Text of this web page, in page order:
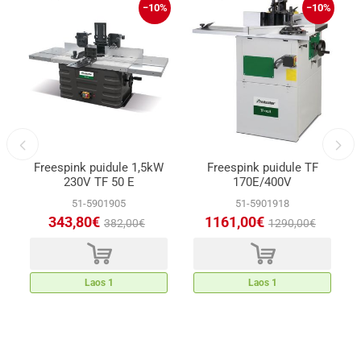
−10%
Freespink puidule 1,5kW
230V TF 50 E
51-5901905
343,80€ 382,00€
d
Laos 1
−10%
Freespink puidule TF
170E/400V
51-5901918
1161,00€ 1290,00€
d
Laos 1